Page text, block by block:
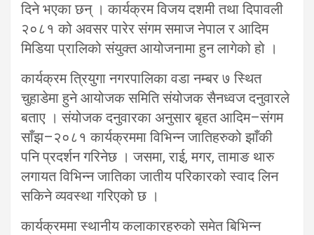
दिने भएका छन् । कार्यक्रम विजय दशमी तथा दिपावली
२०८१ को अवसर पारेर संगम समाज नेपाल र आदिम
मिडिया प्रालिको संयुक्त आयोजनामा हुन लागेको हो ।
कार्यक्रम त्रियुगा नगरपालिका वडा नम्बर ७ स्थित
चुहाडेमा हुने आयोजक समिति संयोजक सैनध्वज दनुवारले
बताए । संयोजक दनुवारका अनुसार बृहत आदिम–संगम
साँझ–२०८१ कार्यक्रममा विभिन्न जातिहरुको झाँकी
पनि प्रदर्शन गरिनेछ । जसमा, राई, मगर, तामाङ थारु
लगायत विभिन्न जातिका जातीय परिकारको स्वाद लिन
सकिने व्यवस्था गरिएको छ ।
कार्यक्रममा स्थानीय कलाकारहरुको समेत बिभिन्न